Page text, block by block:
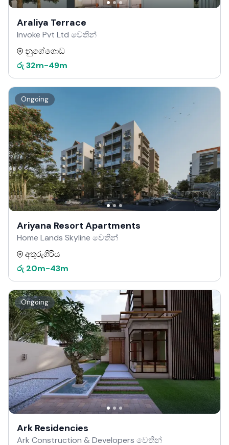
Araliya Terrace
Invoke Pvt Ltd වෙතින්
නුගේගොඩ
රු 32m-49m
Ongoing
Ariyana Resort Apartments
Home Lands Skyline වෙතින්
අතුරුගිරිය
රු 20m-43m
Ongoing
Ark Residencies
Ark Construction & Developers වෙතින්